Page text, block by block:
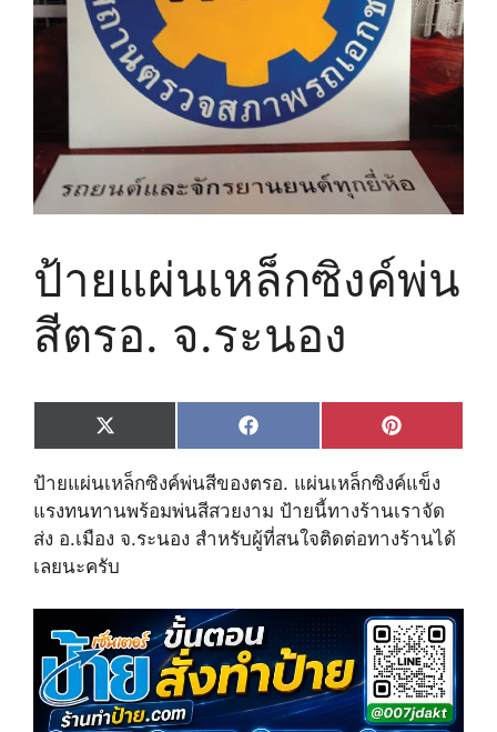
ป้ายแผ่นเหล็กซิงค์พ่น
สีตรอ. จ.ระนอง
Share
on
X
(
T
w
i
e
)
Share
on
F
a
e
b
o
o
Share
on
P
i
n
t
e
r
e
ป้ายแผ่นเหล็กซิงค์พ่นสีของตรอ. แผ่นเหล็กซิงค์แข็ง
แรงทนทานพร้อมพ่นสีสวยงาม ป้ายนี้ทางร้านเราจัด
ส่ง อ.เมือง จ.ระนอง สำหรับผู้ที่สนใจติดต่อทางร้านได้
เลยนะครับ